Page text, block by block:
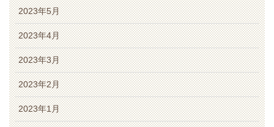
2023年5月
2023年4月
2023年3月
2023年2月
2023年1月